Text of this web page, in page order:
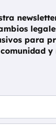
para
comunidad